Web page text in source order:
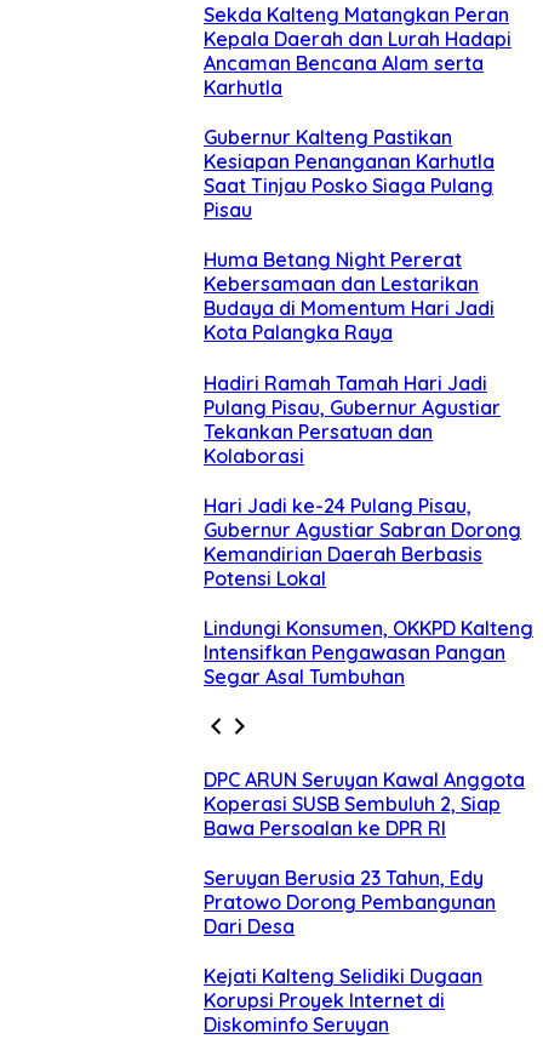
Sekda Kalteng Matangkan Peran
Kepala Daerah dan Lurah Hadapi
Ancaman Bencana Alam serta
Karhutla
Gubernur Kalteng Pastikan
Kesiapan Penanganan Karhutla
Saat Tinjau Posko Siaga Pulang
Pisau
Huma Betang Night Pererat
Kebersamaan dan Lestarikan
Budaya di Momentum Hari Jadi
Kota Palangka Raya
Hadiri Ramah Tamah Hari Jadi
Pulang Pisau, Gubernur Agustiar
Tekankan Persatuan dan
Kolaborasi
Hari Jadi ke-24 Pulang Pisau,
Gubernur Agustiar Sabran Dorong
Kemandirian Daerah Berbasis
Potensi Lokal
Lindungi Konsumen, OKKPD Kalteng
Intensifkan Pengawasan Pangan
Segar Asal Tumbuhan
DPC ARUN Seruyan Kawal Anggota
Koperasi SUSB Sembuluh 2, Siap
Bawa Persoalan ke DPR RI
Seruyan Berusia 23 Tahun, Edy
Pratowo Dorong Pembangunan
Dari Desa
Kejati Kalteng Selidiki Dugaan
Korupsi Proyek Internet di
Diskominfo Seruyan